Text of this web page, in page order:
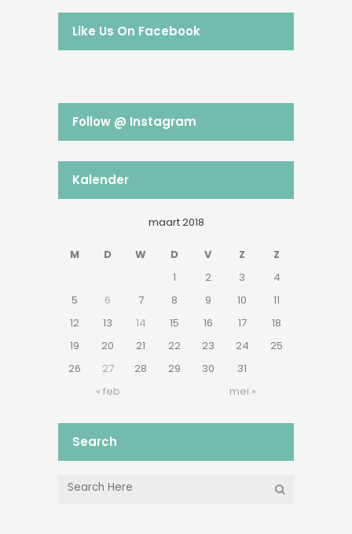
Like Us On Facebook
Follow @ Instagram
Kalender
maart 2018
M D W D V Z Z
« feb mei »
1 2 3
4
5
6 7 8 9 10
11
12
13 14 15 16 17
18
19
20 21 22 23 24
25
26
27 28 29 30 31
Search